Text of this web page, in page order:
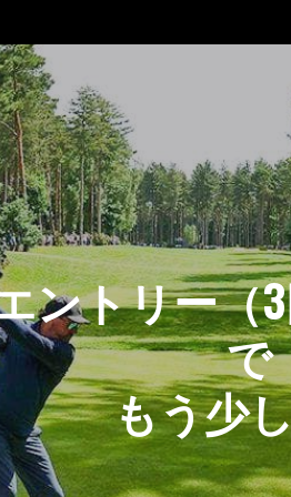
ントリー（
で
もう少